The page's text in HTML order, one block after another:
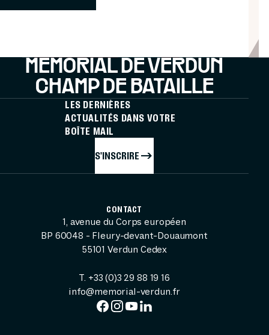
MÉMORIAL DE VERDUN
CHAMP DE BATAILLE
LES DERNIÈRES
ACTUALITÉS DANS VOTRE
BOÎTE MAIL
S'INSCRIRE
CONTACT
1, avenue du Corps européen
BP 60048 - Fleury-devant-Douaumont
55101 Verdun Cedex
T. +33 (0)3 29 88 19 16
info@memorial-verdun.fr